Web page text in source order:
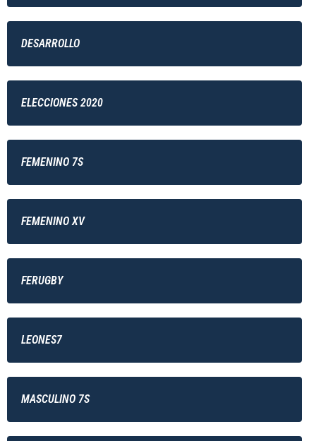
DESARROLLO
ELECCIONES 2020
FEMENINO 7S
FEMENINO XV
FERUGBY
LEONES7
MASCULINO 7S